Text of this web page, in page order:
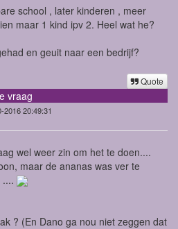
school , later kinderen , meer
maar 1 kind ipv 2. Heel wat he?
en geuit naar een bedrijf?
Quote
vraag
20:49:31
wel weer zin om het te doen....
maar de ananas was ver te
? (En Dano ga nou niet zeggen dat